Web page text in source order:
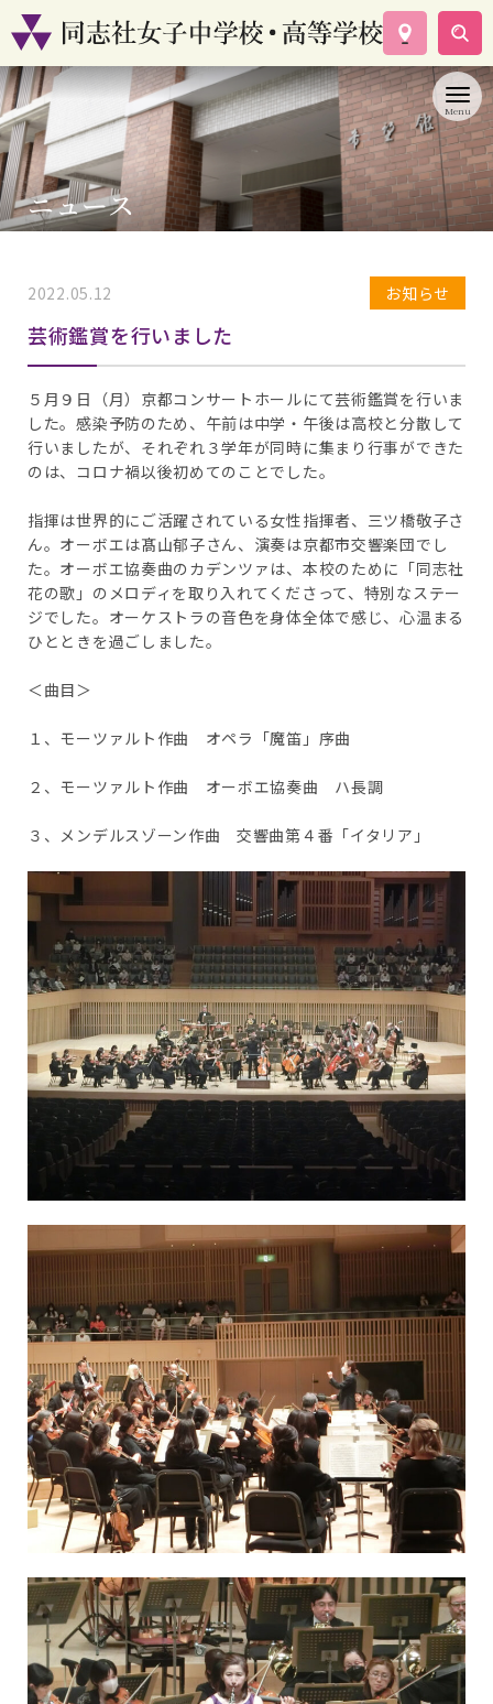
学校案内
コース紹介
学校生活
入試情報
資料請求
ニュース
2022.05.12 お知らせ
芸術鑑賞を行いました
５月９日（月）京都コンサートホールにて芸術鑑賞を行いま
した。感染予防のため、午前は中学・午後は高校と分散して
行いましたが、それぞれ３学年が同時に集まり行事ができた
のは、コロナ禍以後初めてのことでした。
指揮は世界的にご活躍されている女性指揮者、三ツ橋敬子さ
ん。オーボエは髙山郁子さん、演奏は京都市交響楽団でし
た。オーボエ協奏曲のカデンツァは、本校のために「同志社
花の歌」のメロディを取り入れてくださって、特別なステー
ジでした。オーケストラの音色を身体全体で感じ、心温まる
ひとときを過ごしました。
＜曲目＞
１、モーツァルト作曲 オペラ「魔笛」序曲
２、モーツァルト作曲 オーボエ協奏曲 ハ長調
３、メンデルスゾーン作曲 交響曲第４番「イタリア」